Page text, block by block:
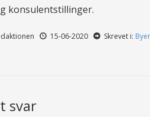
konsulentstillinger.
15-06-2020 Skrevet i: Byer
svar